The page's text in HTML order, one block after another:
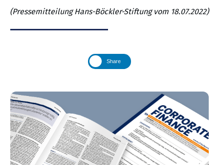
(Pressemitteilung Hans-Böckler-Stiftung vom 18.07.2022)
Share